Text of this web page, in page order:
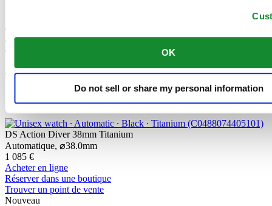
OK
Do not sell or share my personal information
La dernière version du concept DS est le fruit de recherches
équipements de pointe et des tests approfondis ont permis de mettre
au point un design ultrarobuste qui repousse encore les limites. Quel
est le secret du succès du nouveau DS Concept « Extreme Shock
Resistance » ? Les qualités éprouvées du concept DS classique,
associées à trois caractéristiques supplémentaires.
Produits associés
DS Action Diver 38mm Titanium
Automatique, ⌀38.0mm
1 085 €
Acheter en ligne
Réserver dans une boutique
Trouver un point de vente
Nouveau